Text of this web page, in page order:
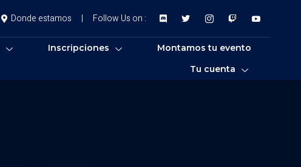
Donde estamos | Follow Us on :
Inscripciones
Montamos tu evento
Tu cuenta